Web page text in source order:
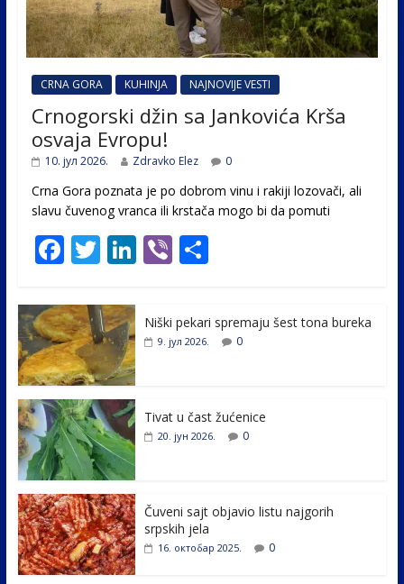
CRNA GORA KUHINJA NAJNOVIJE VESTI
Crnogorski džin sa Jankovića Krša
osvaja Evropu!
10. јул 2026. Zdravko Elez 0
Crna Gora poznata je po dobrom vinu i rakiji lozovači, ali
slavu čuvenog vranca ili krstača mogo bi da pomuti
F
e
b
o
o
k
T
itt
er
Li
e
Vi
er
S
e
Niški pekari spremaju šest tona bureka
9. јул 2026. 0
Tivat u čast žućenice
20. јун 2026. 0
Čuveni sajt objavio listu najgorih
srpskih jela
16. октобар 2025. 0